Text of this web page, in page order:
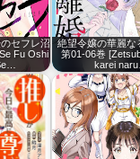
セフレ沼
Fu Oshi
絶望令嬢の華麗な
第01-06巻
karei